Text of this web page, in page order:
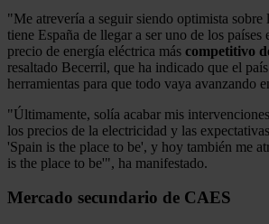
"Me atrevería a seguir siendo optimista sobre
tiene España de llegar a ser uno de los países
precio de energía eléctrica más competitivo
resaltado Becerril, que ha indicado que el
herramientas para que todo vaya avanzando
"Últimamente, solía acabar mis
los precios de la electricidad y las
'Spain is the place to be', y hoy también me
is the place to be'", ha manifestado.
Mercado secundario de CAES